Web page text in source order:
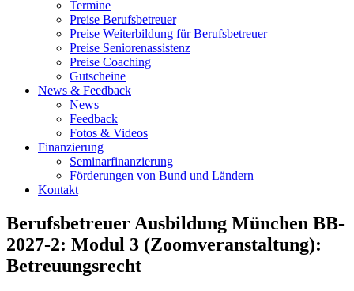
Termine
Preise Berufsbetreuer
Preise Weiterbildung für Berufsbetreuer
Preise Seniorenassistenz
Preise Coaching
Gutscheine
News & Feedback
News
Feedback
Fotos & Videos
Finanzierung
Seminarfinanzierung
Förderungen von Bund und Ländern
Kontakt
Berufsbetreuer Ausbildung München BB-
2027-2: Modul 3 (Zoomveranstaltung):
Betreuungsrecht